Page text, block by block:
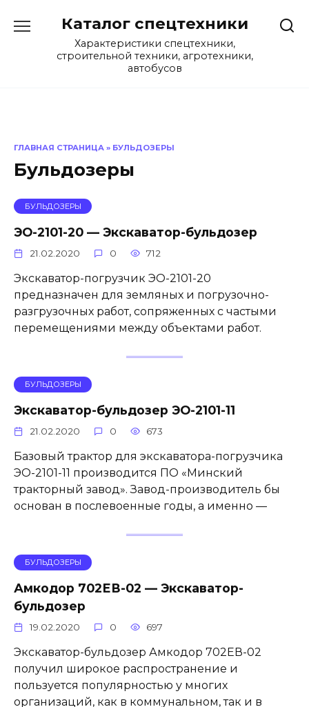
содержанию
Каталог спецтехники
Характеристики спецтехники,
строительной техники, агротехники,
автобусов
ГЛАВНАЯ СТРАНИЦА » БУЛЬДОЗЕРЫ
Бульдозеры
БУЛЬДОЗЕРЫ
ЭО-2101-20 — Экскаватор-бульдозер
21.02.2020 0 712
Экскаватор-погрузчик ЭО-2101-20
предназначен для земляных и погрузочно-
разгрузочных работ, сопряженных с частыми
перемещениями между объектами работ.
БУЛЬДОЗЕРЫ
Экскаватор-бульдозер ЭО-2101-11
21.02.2020 0 673
Базовый трактор для экскаватора-погрузчика
ЭО-2101-11 производится ПО «Минский
тракторный завод». Завод-производитель бы
основан в послевоенные годы, а именно —
БУЛЬДОЗЕРЫ
Амкодор 702ЕВ-02 — Экскаватор-
бульдозер
19.02.2020 0 697
Экскаватор-бульдозер Амкодор 702ЕВ-02
получил широкое распространение и
пользуется популярностью у многих
организаций, как в коммунальном, так и в